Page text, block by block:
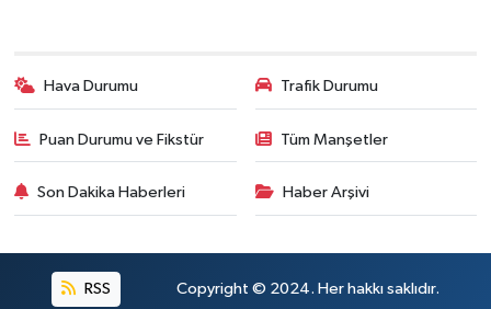
Hava Durumu Trafik Durumu
Puan Durumu ve Fikstür Tüm Manşetler
Son Dakika Haberleri Haber Arşivi
RSS Copyright © 2024. Her hakkı saklıdır.